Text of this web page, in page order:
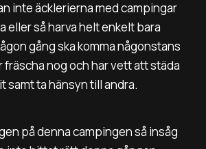
inte äcklerierna med campingar
eller så harva helt enkelt bara
gång ska komma någonstans
fräscha nog och har vett att städa
samt ta hänsyn till andra.
på denna campingen så insåg